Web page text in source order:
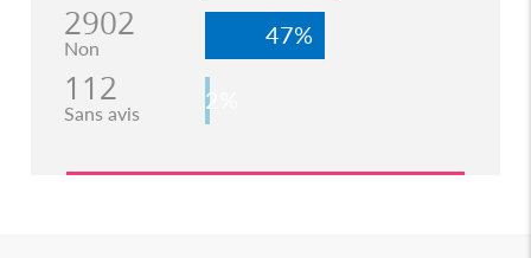
2902
Non 47%
112
Sans avis 2%